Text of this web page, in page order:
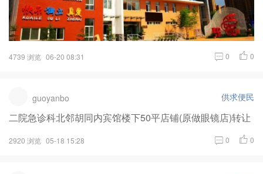
4739 浏览 06-20 08:31 0 0
guoyanbo 供求便民
二院急诊科北邻胡同内宾馆楼下50平店铺(原做眼镜店)转让
2920 浏览 05-18 15:28 0 0